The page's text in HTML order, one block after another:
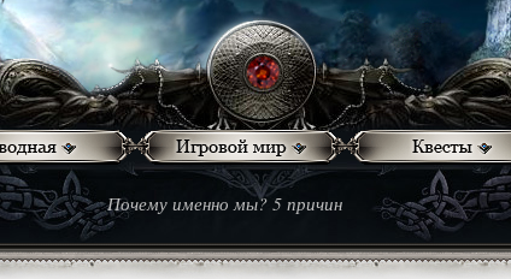
Почему именно мы? 5 причин